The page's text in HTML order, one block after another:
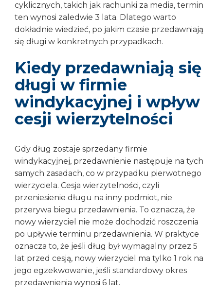
cyklicznych, takich jak rachunki za media, termin
ten wynosi zaledwie 3 lata. Dlatego warto
dokładnie wiedzieć, po jakim czasie przedawniają
się długi w konkretnych przypadkach.
Kiedy przedawniają się
długi w firmie
windykacyjnej i wpływ
cesji wierzytelności
Gdy dług zostaje sprzedany firmie
windykacyjnej, przedawnienie następuje na tych
samych zasadach, co w przypadku pierwotnego
wierzyciela. Cesja wierzytelności, czyli
przeniesienie długu na inny podmiot, nie
przerywa biegu przedawnienia. To oznacza, że
nowy wierzyciel nie może dochodzić roszczenia
po upływie terminu przedawnienia. W praktyce
oznacza to, że jeśli dług był wymagalny przez 5
lat przed cesją, nowy wierzyciel ma tylko 1 rok na
jego egzekwowanie, jeśli standardowy okres
przedawnienia wynosi 6 lat.